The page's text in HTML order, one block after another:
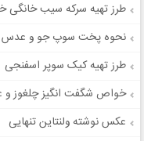
طرز تهیه سرکه سیب خانگی
نحوه پخت سوپ جو و
طرز تهیه کیک سوپر اسفنجی
خواص شگفت انگیز چلغوز و
عکس نوشته ولنتاین تنهایی